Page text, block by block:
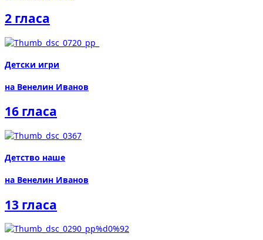
2 гласа
Детски игри
на Венелин Иванов
16 гласа
Детство наше
на Венелин Иванов
13 гласа